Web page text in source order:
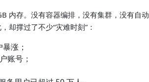
内存。没有容器编排，没有集群，没有自动
却撑过了不少“灾难时刻”：
涨；
账号；